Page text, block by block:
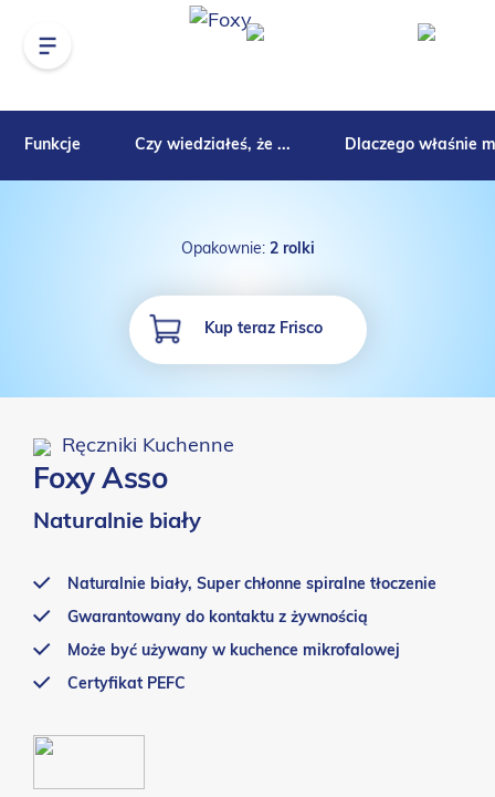
Funkcje Czy wiedziałeś, że ... Dlaczego właśnie
Opakownie: 2 rolki
Kup teraz Frisco
Ręczniki Kuchenne
Foxy Asso
Naturalnie biały
Naturalnie biały, Super chłonne spiralne tłoczenie
Gwarantowany do kontaktu z żywnością
Może być używany w kuchence mikrofalowej
Certyfikat PEFC